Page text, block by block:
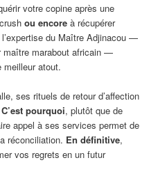
votre copine après une
ou encore à récupérer
du Maître Adjinacou —
maître marabout africain —
atout.
ses rituels de retour d’affection
C’est pourquoi, plutôt que de
appel à ses services permet de
réconciliation. En définitive,
vos regrets en un futur